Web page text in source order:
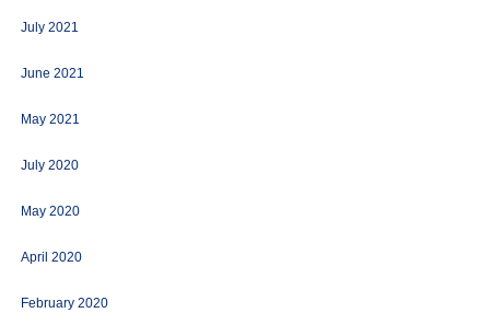
July 2021
June 2021
May 2021
July 2020
May 2020
April 2020
February 2020